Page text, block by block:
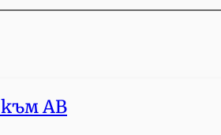
към АВ